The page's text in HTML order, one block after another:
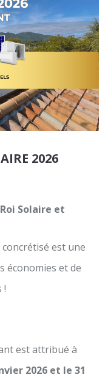
2026
Solaire et
est une
économies et de
!
est attribué à
2026 et le 31